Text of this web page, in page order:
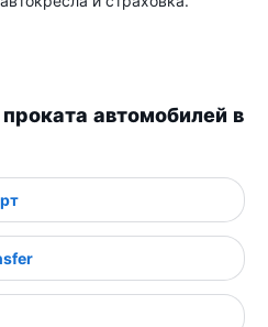
автомобилей в